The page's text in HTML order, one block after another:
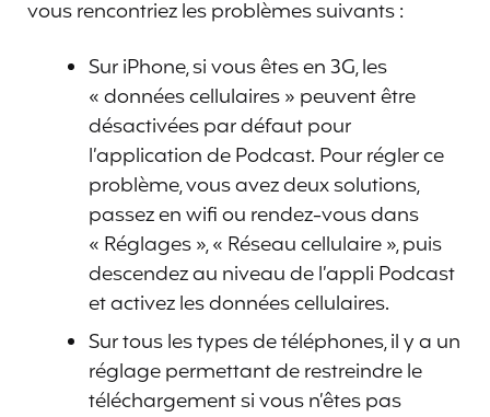
vous rencontriez les problèmes suivants :
Sur iPhone, si vous êtes en 3G, les
« données cellulaires » peuvent être
désactivées par défaut pour
l’application de Podcast. Pour régler ce
problème, vous avez deux solutions,
passez en wifi ou rendez-vous dans
« Réglages », « Réseau cellulaire », puis
descendez au niveau de l’appli Podcast
et activez les données cellulaires.
Sur tous les types de téléphones, il y a un
réglage permettant de restreindre le
téléchargement si vous n’êtes pas